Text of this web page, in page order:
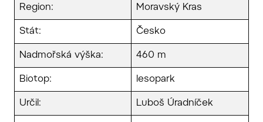
Region: Moravský Kras
Stát: Česko
Nadmořská výška: 460 m
Biotop: lesopark
Určil: Luboš Úradníček